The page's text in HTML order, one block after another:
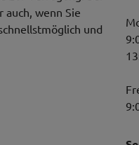
wenn Sie
und